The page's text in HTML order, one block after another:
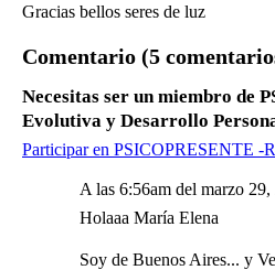
Gracias bellos seres de luz
Comentario (5
Necesitas ser un miembro de
Evolutiva y Desarrollo
Participar en PSICOPRESENTE -
A las 6:56am del marzo 29,
Holaaa María Elena
Soy de Buenos Aires... y